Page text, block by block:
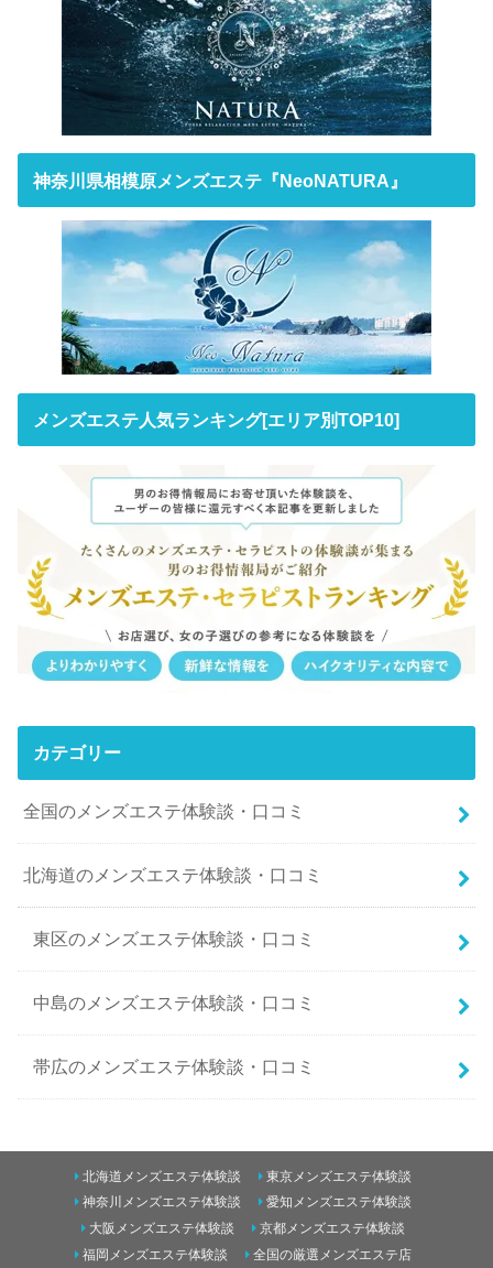
神奈川県相模原メンズエステ『NeoNATURA』
メンズエステ人気ランキング[エリア別TOP10]
カテゴリー
全国のメンズエステ体験談・口コミ
北海道のメンズエステ体験談・口コミ
東区のメンズエステ体験談・口コミ
中島のメンズエステ体験談・口コミ
帯広のメンズエステ体験談・口コミ
東のメンズエステ体験談・口コミ
すすきののメンズエステ体験談・口コミ
北海道メンズエステ体験談
東京メンズエステ体験談
神奈川メンズエステ体験談
愛知メンズエステ体験談
大阪メンズエステ体験談
京都メンズエステ体験談
福岡メンズエステ体験談
全国の厳選メンズエステ店